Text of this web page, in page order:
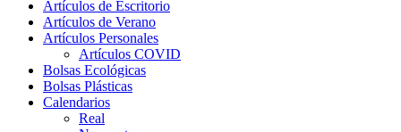
Artículos de Escritorio
Artículos de Verano
Artículos Personales
Artículos COVID
Bolsas Ecológicas
Bolsas Plásticas
Calendarios
Real